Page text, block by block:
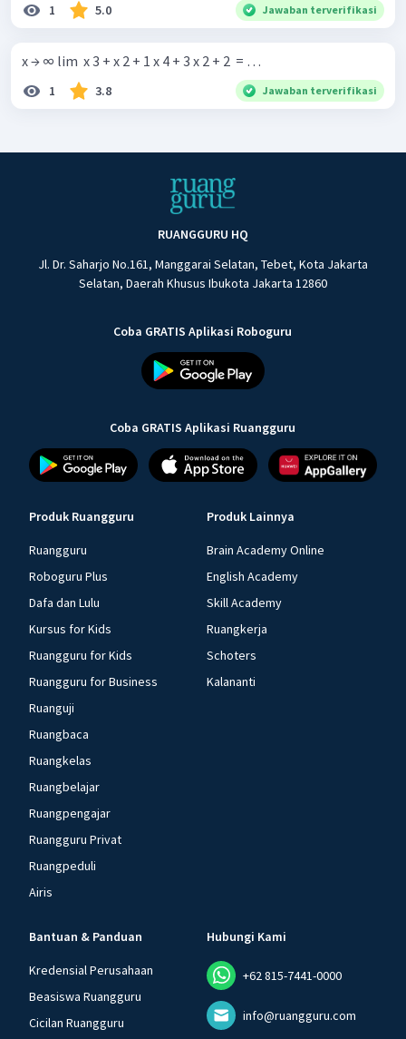
1 5.0 Jawaban terverifikasi
x → ∞ lim ​ x 3 + x 2 + 1 x 4 + 3 x 2 + 2 ​ = …
1 3.8 Jawaban terverifikasi
RUANGGURU HQ
Jl. Dr. Saharjo No.161, Manggarai Selatan, Tebet, Kota Jakarta
Selatan, Daerah Khusus Ibukota Jakarta 12860
Coba GRATIS Aplikasi Roboguru
Coba GRATIS Aplikasi Ruangguru
Produk Ruangguru
Ruangguru
Roboguru Plus
Dafa dan Lulu
Kursus for Kids
Ruangguru for Kids
Ruangguru for Business
Ruanguji
Ruangbaca
Ruangkelas
Ruangbelajar
Ruangpengajar
Ruangguru Privat
Ruangpeduli
Airis
Produk Lainnya
Brain Academy Online
English Academy
Skill Academy
Ruangkerja
Schoters
Kalananti
Bantuan & Panduan
Kredensial Perusahaan
Beasiswa Ruangguru
Cicilan Ruangguru
Hubungi Kami
+62 815-7441-0000
info@ruangguru.com